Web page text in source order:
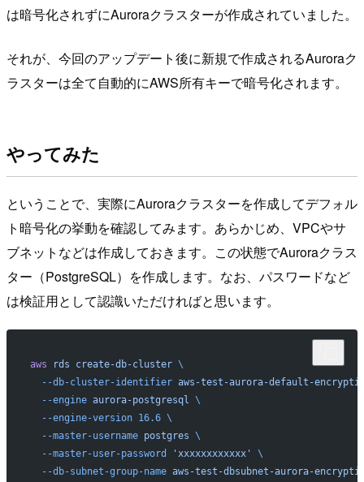
は暗号化されずにAuroraクラスターが作成されていました。
それが、今回のアップデート後に新規で作成されるAuroraク
ラスターは全て自動的にAWS所有キーで暗号化されます。
やってみた
ということで、実際にAuroraクラスターを作成してデフォル
ト暗号化の挙動を確認してみます。あらかじめ、VPCやサ
ブネットなどは作成しておきます。この状態でAuroraクラス
ター（PostgreSQL）を作成します。なお、パスワードなど
は検証用として認識いただければと思います。
aws rds create-db-cluster \
  --db-cluster-identifier
aws-test-aurora-default-
  --engine
aurora-postgresql \
  --engine-version
16.6 \
  --master-username
postgres \
  --master-user-password
'xxxxxxxxxxxx'
\
  --db-subnet-group-name
aws-test-dbsubnet-aurora-